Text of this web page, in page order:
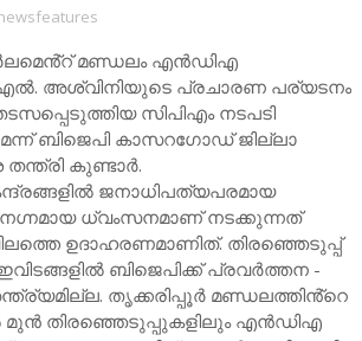
മണ്ഡലം എൻഡിഎ
അശ്വിനിയുടെ പ്രചാരണ പര്യടനം
സിപിഎം നടപടി
ബിജെപി കാസറഗോഡ് ജില്ലാ
കുണ്ടാർ.
ജനാധിപത്യപരമായ
ധ്വംസനമാണ് നടക്കുന്നത്
ഉദാഹരണമാണിത്. തിരഞ്ഞെടുപ്പ്
ബിജെപിക്ക് പ്രവർത്തന -
തൃക്കരിപ്പൂർ മണ്ഡലത്തിൻ്റെ
മുൻ തിരഞ്ഞെടുപ്പുകളിലും എൻഡിഎ